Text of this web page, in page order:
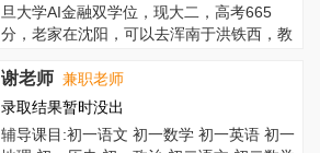
旦大学AI金融双学位，现大二，高考665
分，老家在沈阳，可以去浑南于洪铁西，教
谢老师 兼职老师
录取结果暂时没出
辅导课目:初一语文 初一数学 初一英语 初一